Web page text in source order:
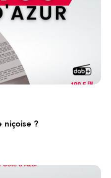
niçoise ?